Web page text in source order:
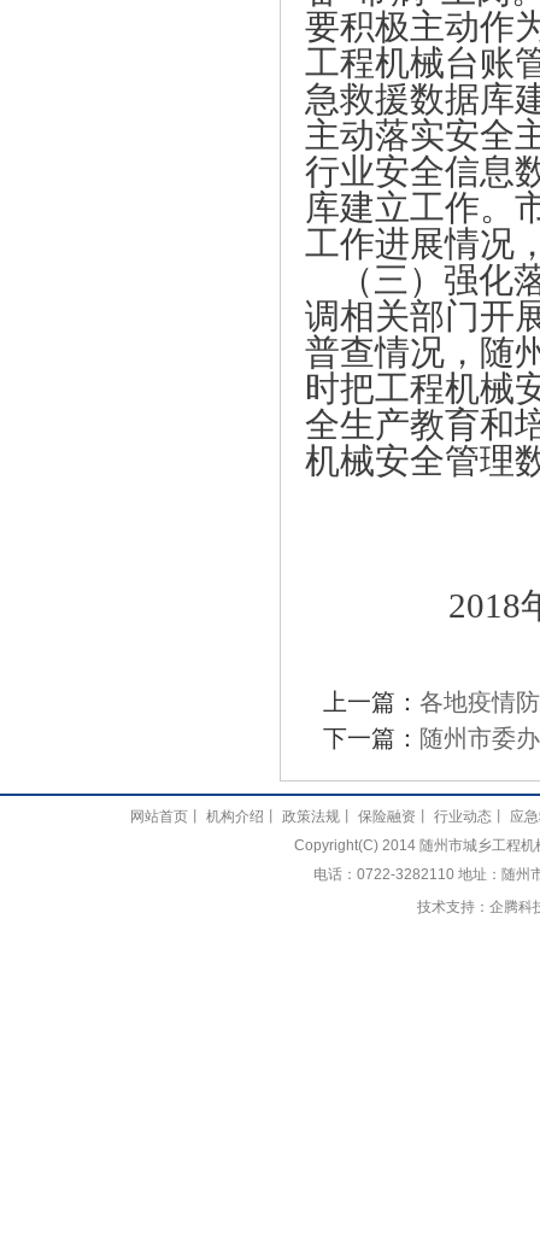
要积极主动作
工程机械台账
急救援数据库
主动落实安全
行业安全信息
库建立工作。
工作进展情况
（三）强化
调相关部门开
普查情况，随
时把工程机械
全生产教育和
机械安全管理
2018年7
上一篇： 各地疫情
下一篇： 随州市委
网站首页丨 机构介绍 政策法规丨 保险融资 行业动态
应
Copyright(C) 2014 随州市城乡工程
电话：0722-3282110 地址：随州
技术支持： 企腾科